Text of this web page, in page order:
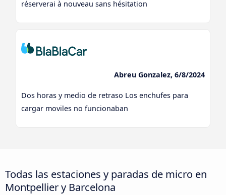
réserverai à nouveau sans hésitation
Abreu Gonzalez, 6/8/2024
Dos horas y medio de retraso Los enchufes para
cargar moviles no funcionaban
Todas las estaciones y paradas de micro en
Montpellier y Barcelona